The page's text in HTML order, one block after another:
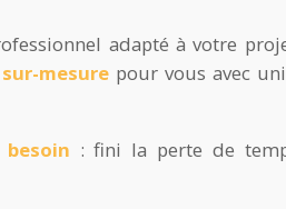
adapté à votre
sur-mesurepour vous avec
besoin : fini la perte de